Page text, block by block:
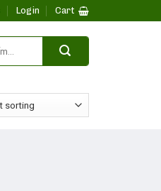
Login Cart